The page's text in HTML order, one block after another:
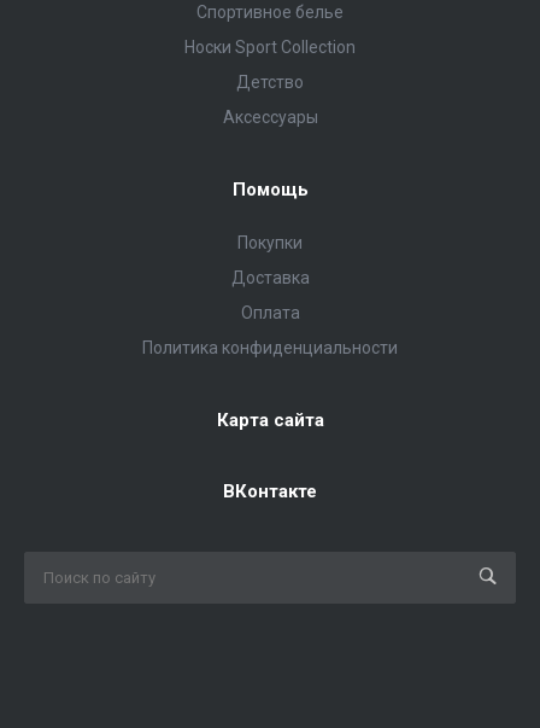
Спортивное белье
Носки Sport Collection
Детство
Аксессуары
Помощь
Покупки
Доставка
Оплата
Политика конфиденциальности
Карта сайта
ВКонтакте